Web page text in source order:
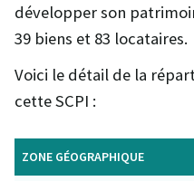
développer son
39 biens et 83 locataires.
Voici le détail de la
cette SCPI :
ZONE GÉOGRAPHIQUE